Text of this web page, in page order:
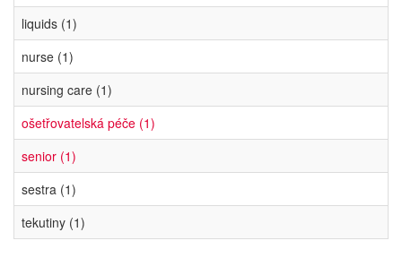
liquids (1)
nurse (1)
nursing care (1)
ošetřovatelská péče (1)
senior (1)
sestra (1)
tekutiny (1)